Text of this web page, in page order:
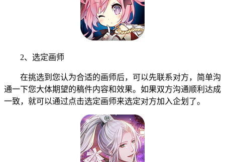
2、选定画师
在挑选到您认为合适的画师后，可以先联系对方，简单沟
通一下您大体期望的稿件内容和效果。如果双方沟通顺利达成
一致，就可以通过点击选定画师来选定对方加入企划了。